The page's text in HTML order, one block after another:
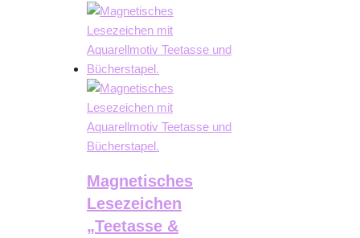
Magnetisches
Lesezeichen
„Teetasse &